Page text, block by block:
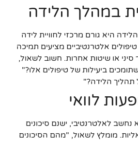
במהלך הלידה
היא גורם מרכזי לחוויית לידה
אלטרנטיביים מציעים תמיכה
סיני או שיטות אחרות. חשוב לשאול,
ביעילות של טיפולים אלו?"
תהליך הלידה?"
לוואי
נחשב לאלטרנטיבי, ישנם סיכונים
מומלץ לשאול, "מהם הסיכונים